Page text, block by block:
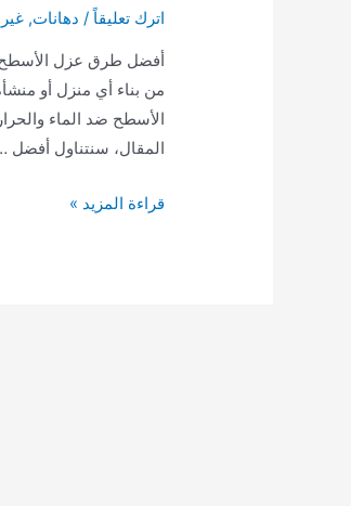
اترك تعليقاً / دهانات,
أفضل طرق عزل الأسطح
من بناء أي منزل أو
الأسطح ضد الماء
المقال، سنتناول أفضل
أفضل
قراءة المزيد »